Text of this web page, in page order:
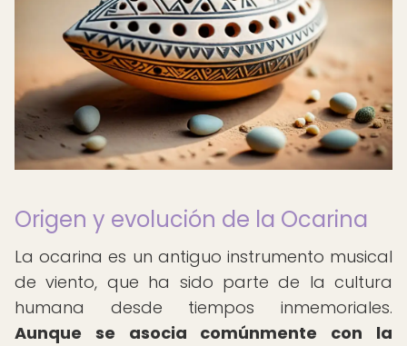
Origen y evolución de la Ocarina
La ocarina es un antiguo instrumento musical
de viento, que ha sido parte de la cultura
humana desde tiempos inmemoriales.
Aunque se asocia comúnmente con la